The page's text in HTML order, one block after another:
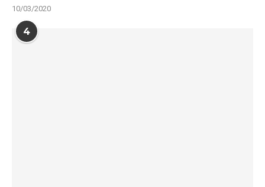
10/03/2020
4